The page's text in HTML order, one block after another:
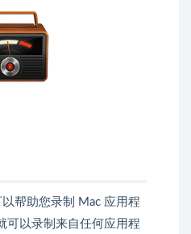
以帮助您录制 Mac 应用程
可以录制来自任何应用程